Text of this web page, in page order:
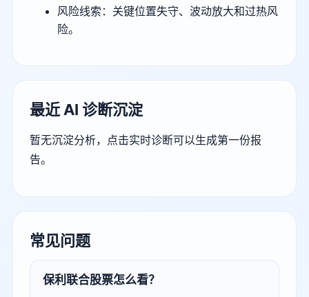
风险线索：关键位置失守、波动放大和过热风
险。
最近 AI 诊断沉淀
暂无沉淀分析，点击实时诊断可以生成第一份报
告。
常见问题
保利联合股票怎么看？